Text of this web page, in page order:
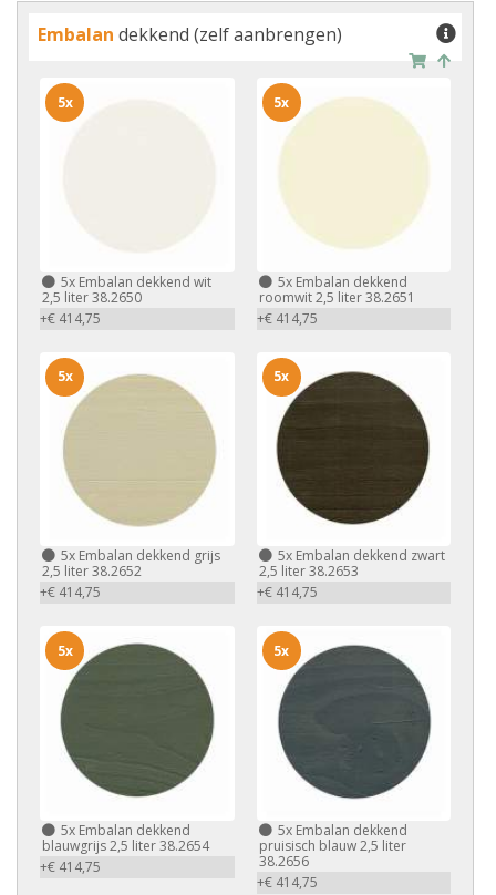
Embalan dekkend (zelf aanbrengen)
5x Embalan dekkend wit
2,5 liter 38.2650
+€ 414,75
5x
5xEmbalan dekkend
roomwit 2,5 liter 38.2651
+€ 414,75
5x
5x Embalan dekkend grijs
2,5 liter 38.2652
+€ 414,75
5x
5xEmbalan dekkend zwart
2,5 liter 38.2653
+€ 414,75
5x
5x Embalan dekkend
blauwgrijs 2,5 liter 38.2654
+€ 414,75
5x
5xEmbalan dekkend
pruisisch blauw 2,5 liter
38.2656
+€ 414,75
5x